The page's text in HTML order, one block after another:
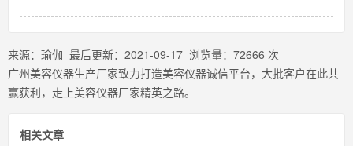
来源： 瑜伽 最后更新： 2021-09-17 浏览量： 72666 次
广州美容仪器生产厂家致力打造美容仪器诚信平台，大批客户在此共
赢获利，走上美容仪器厂家精英之路。
相关文章